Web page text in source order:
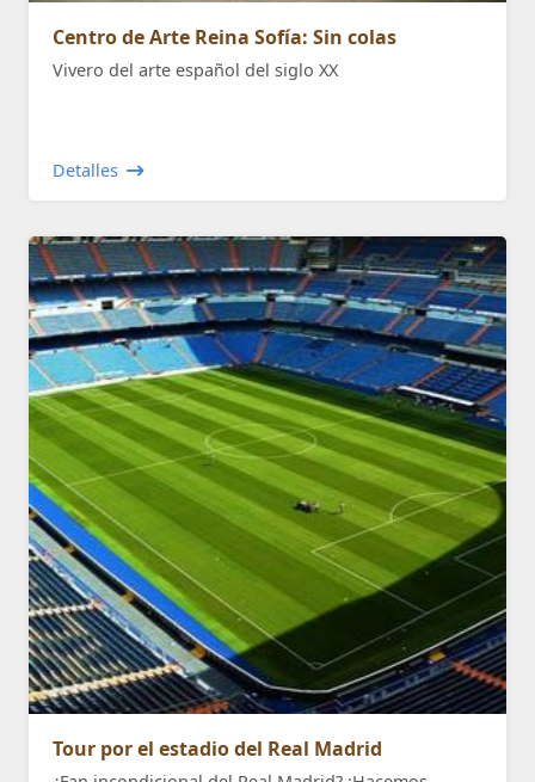
Centro de Arte Reina Sofía: Sin colas
Vivero del arte español del siglo XX
Detalles
Tour por el estadio del Real Madrid